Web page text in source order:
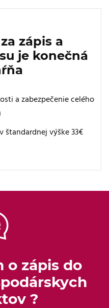
zápis a
je konečná
a zabezpečenie celého
štandardnej výške 33€
o zápis do
?